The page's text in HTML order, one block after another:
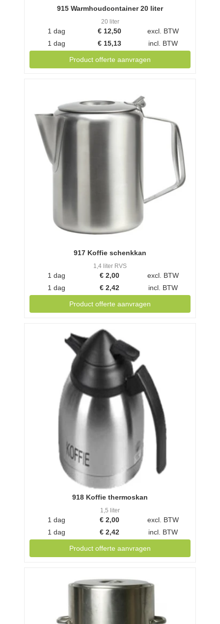
915 Warmhoudcontainer 20 liter
20 liter
1 dag € 12,50
excl. BTW
1 dag
€ 15,13 incl. BTW
Product offerte aanvragen
917 Koffie schenkkan
1,4 liter RVS
1 dag € 2,00
excl. BTW
1 dag
€ 2,42 incl. BTW
Product offerte aanvragen
918 Koffie thermoskan
1,5 liter
1 dag € 2,00
excl. BTW
1 dag
€ 2,42 incl. BTW
Product offerte aanvragen